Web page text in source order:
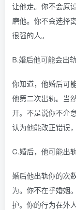
让他走。你不会原
磨他。你不会选择
很强的人。
B.婚后他可能会出轨
你知道，他婚后可
他第二次出轨。当
开。不是说你不介
认为他能改正错误
C.婚后，他可能出
婚后他出轨你的次
为。你不在乎婚姻
护。你的行为在外